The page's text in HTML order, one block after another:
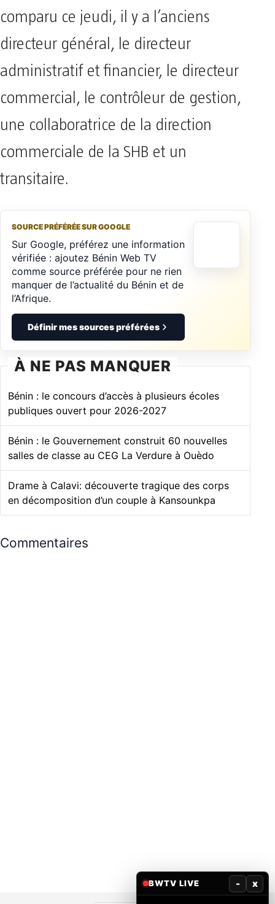
comparu ce jeudi, il y a l’anciens
directeur général, le directeur
administratif et financier, le directeur
commercial, le contrôleur de gestion,
une collaboratrice de la direction
commerciale de la SHB et un
transitaire.
SOURCE PRÉFÉRÉE SUR GOOGLE
Sur Google, préférez une information
vérifiée : ajoutez Bénin Web TV
comme source préférée pour ne rien
manquer de l’actualité du Bénin et de
l’Afrique.
Définir mes sources préférées
À NE PAS MANQUER
Bénin : le concours d’accès à plusieurs écoles
publiques ouvert pour 2026-2027
Bénin : le Gouvernement construit 60 nouvelles
salles de classe au CEG La Verdure à Ouèdo
Drame à Calavi: découverte tragique des corps
en décomposition d’un couple à Kansounkpa
Commentaires
BWTV LIVE - x